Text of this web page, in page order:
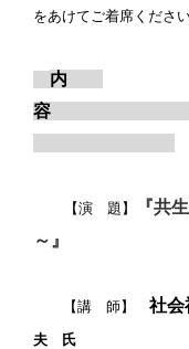
をあけてご着席ください
内
【演 題】 『共
～』
【講 師】 社
夫 氏